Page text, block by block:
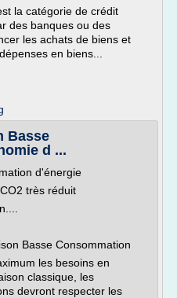
la catégorie de crédit
des banques ou des
les achats de biens et
en biens...
Basse
d ...
d'énergie
très réduit
Basse Consommation
les besoins en
classique, les
devront respecter les